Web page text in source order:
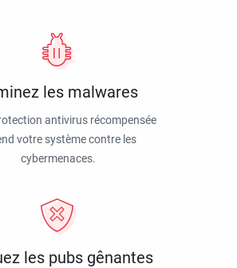
les malwares
antivirus récompensée
votre système contre les
cybermenaces.
les pubs gênantes